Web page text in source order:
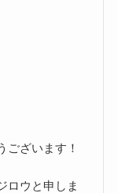
ございます！
ロウと申しま